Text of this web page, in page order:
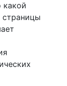
какой
страницы